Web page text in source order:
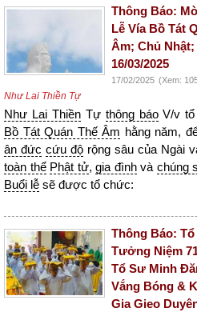
Thông Báo:
Lễ Vía Bồ Tát
Âm; Chủ Nhật;
16/03/2025
17/02/2025 (Xem:
Như Lai Thiền Tự
Như Lai ThiềnTự thông báoV/v tổ
Bồ Tát Quán Thế Âm hằng năm,
ân đức cứu độ rộng sâu của Ngài
toàn thể Phật tử, gia đìnhvà chúng
Buổi lễ sẽ được tổ chức:
Thông Báo:
Tưởng Niệm
Tổ Sư Minh
Vắng Bóng &
Gia Gieo